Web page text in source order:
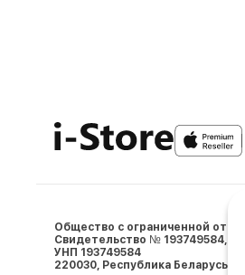
Общество с ограниченной
Свидетельство № 193749584,
УНП 193749584
220030, Республика Беларусь,